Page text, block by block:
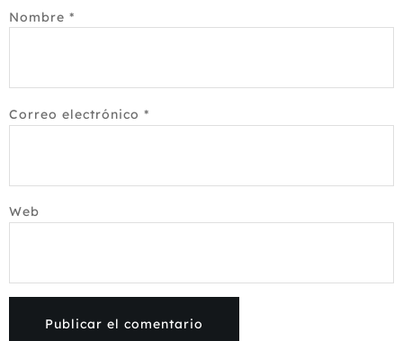
Nombre *
Correo electrónico *
Web